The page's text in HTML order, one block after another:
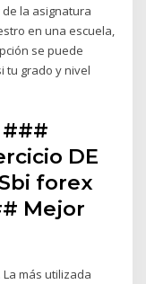
la asignatura
en una escuela,
se puede
tu grado y nivel
###
DE
forex
Mejor
más utilizada